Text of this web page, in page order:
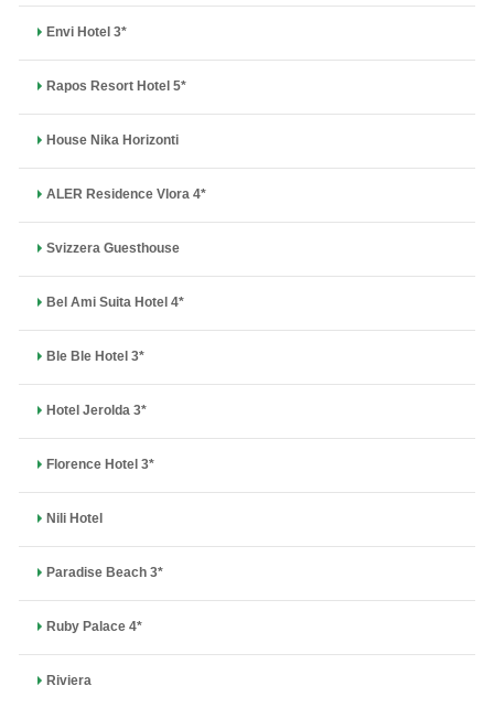
Envi Hotel 3*
Rapos Resort Hotel 5*
House Nika Horizonti
ALER Residence Vlora 4*
Svizzera Guesthouse
Bel Ami Suita Hotel 4*
Ble Ble Hotel 3*
Hotel Jerolda 3*
Florence Hotel 3*
Nili Hotel
Paradise Beach 3*
Ruby Palace 4*
Riviera